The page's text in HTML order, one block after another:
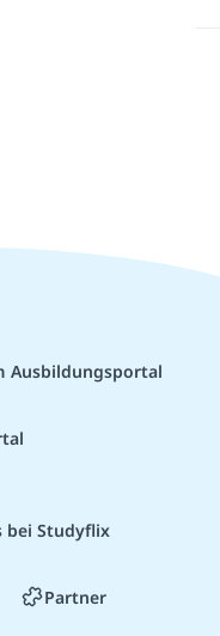
Ausbildungsportal
bei Studyflix
Partner